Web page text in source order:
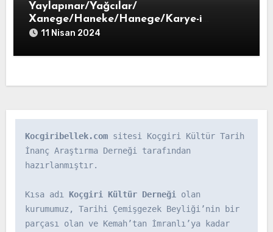
Yaylapınar/Yağcılar/
Xanege/Haneke/Hanege/Karye-i
Haneke
11 Nisan 2024
Kocgiribellek.com sitesi Koçgiri Kültür Tarih
İnanç Araştırma Derneği tarafından
hazırlanmıştır.
Kısa adı Koçgiri Kültür Derneği olan
kurumumuz, Tarihi Çemişgezek Beyliği’nin bir
parçası olan ve Kemah’tan İmranlı’ya kadar